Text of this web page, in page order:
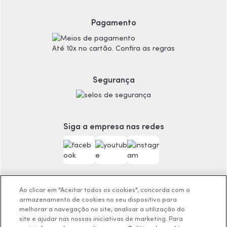
Preferências de Cookies
Consumidor.gov.br
Código de defesa do consumidor
Trocas e Devoluções
Carga Tributária
Produtos Masculinos
Teste do Tom de Base
Teste da Fragrância Perfeita
Corpo e Banho
Encontre o Presente Ideal!
Beauty Week
Guia da Beleza Eudora
Pagamento
Até 10x no cartão. Confira as regras
Segurança
Siga a empresa nas redes
Os preços da loja online podem variar em relação as lojas
físicas e venda direta.
Ao clicar em "Aceitar todos os cookies", concorda com o
armazenamento de cookies no seu dispositivo para
melhorar a navegação no site, analisar a utilização do
site e ajudar nas nossas iniciativas de marketing. Para